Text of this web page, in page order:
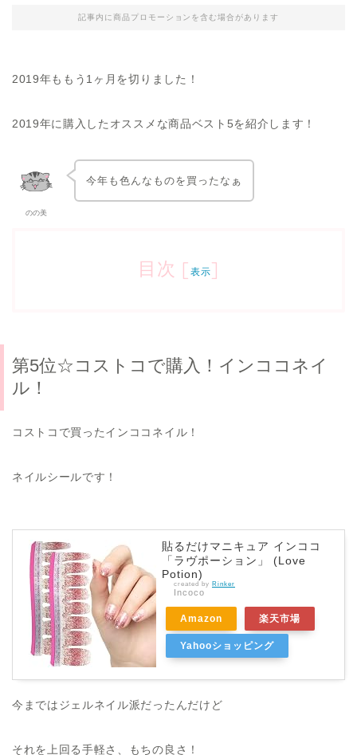
記事内に商品プロモーションを含む場合があります
2019年ももう1ヶ月を切りました！
2019年に購入したオススメな商品ベスト5を紹介します！
のの美
今年も色んなものを買ったなぁ
目次 [ 表示]
第5位☆コストコで購入！インココネイ
ル！
コストコで買ったインココネイル！
ネイルシールです！
貼るだけマニキュア インココ
「ラヴポーション」 (Love
Potion)
created by Rinker
Incoco
Amazon 楽天市場
Yahooショッピング
今まではジェルネイル派だったんだけど
それを上回る手軽さ、もちの良さ！